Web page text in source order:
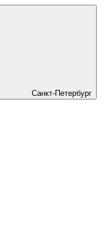
Санкт-Петербург